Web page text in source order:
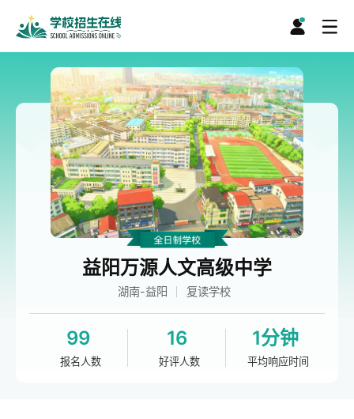
益阳万源人文高级中学
湖南-益阳 复读学校
99
报名人数
16
好评人数
1分钟
平均响应时间